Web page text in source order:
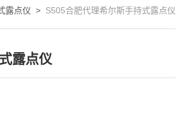
露点仪 > S505合肥代理希尔斯手持式露点仪
露点仪